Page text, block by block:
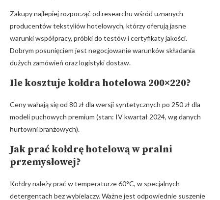
Zakupy najlepiej rozpocząć od researchu wśród uznanych
producentów tekstyliów hotelowych, którzy oferują jasne
warunki współpracy, próbki do testów i certyfikaty jakości.
Dobrym posunięciem jest negocjowanie warunków składania
dużych zamówień oraz logistyki dostaw.
Ile kosztuje kołdra hotelowa 200×220?
Ceny wahają się od 80 zł dla wersji syntetycznych po 250 zł dla
modeli puchowych premium (stan: IV kwartał 2024, wg danych
hurtowni branżowych).
Jak prać kołdrę hotelową w pralni
przemysłowej?
Kołdry należy prać w temperaturze 60°C, w specjalnych
detergentach bez wybielaczy. Ważne jest odpowiednie suszenie